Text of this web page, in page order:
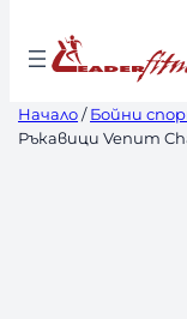
Начало/Бойни
Ръкавици Venum